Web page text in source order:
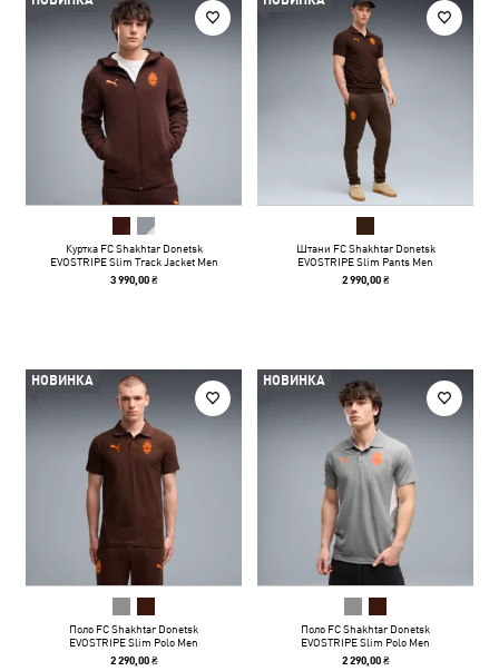
Куртка FC Shakhtar Donetsk
EVOSTRIPE Slim Track Jacket Men
3 990,00 ₴
Штани FC Shakhtar Donetsk
EVOSTRIPE Slim Pants Men
2 990,00 ₴
НОВИНКА
Поло FC Shakhtar Donetsk
EVOSTRIPE Slim Polo Men
2 290,00 ₴
НОВИНКА
Поло FC Shakhtar Donetsk
EVOSTRIPE Slim Polo Men
2 290,00 ₴